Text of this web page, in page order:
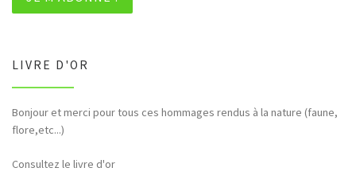
LIVRE D'OR
Bonjour et merci pour tous ces hommages rendus à la nature (faune,
flore,etc...)
Consultez le livre d'or